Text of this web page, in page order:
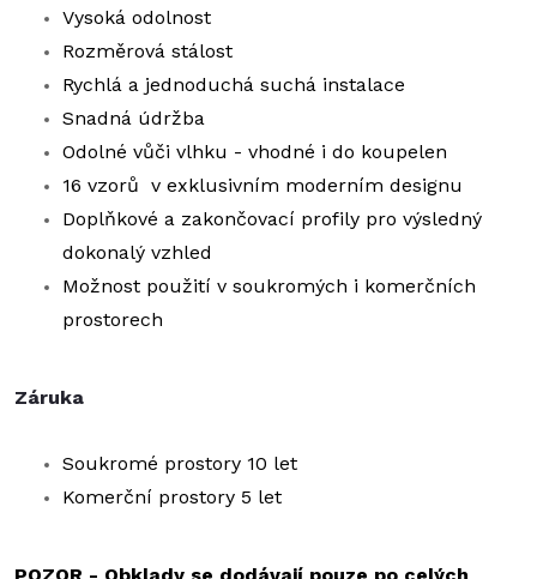
Vysoká odolnost
Rozměrová stálost
Rychlá a jednoduchá suchá instalace
Snadná údržba
Odolné vůči vlhku - vhodné i do koupelen
16 vzorů v exklusivním moderním designu
Doplňkové a zakončovací profily pro výsledný
dokonalý vzhled
Možnost použití v soukromých i komerčních
prostorech
Záruka
Soukromé prostory 10 let
Komerční prostory 5 let